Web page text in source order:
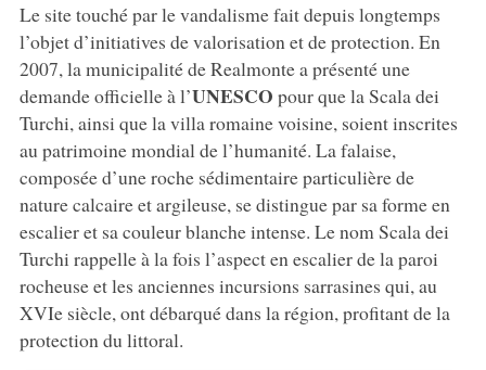
Le site touché par le vandalisme fait depuis longtemps
l’objet d’initiatives de valorisation et de protection. En
2007, la municipalité de Realmonte a présenté une
demande officielle à l’UNESCO pour que la Scala dei
Turchi, ainsi que la villa romaine voisine, soient inscrites
au patrimoine mondial de l’humanité. La falaise,
composée d’une roche sédimentaire particulière de
nature calcaire et argileuse, se distingue par sa forme en
escalier et sa couleur blanche intense. Le nom Scala dei
Turchi rappelle à la fois l’aspect en escalier de la paroi
rocheuse et les anciennes incursions sarrasines qui, au
XVIe siècle, ont débarqué dans la région, profitant de la
protection du littoral.